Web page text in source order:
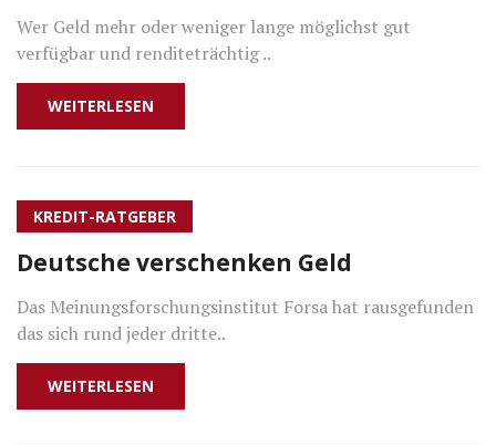
Wer Geld mehr oder weniger lange möglichst gut
verfügbar und renditeträchtig ..
WEITERLESEN
KREDIT-RATGEBER
Deutsche verschenken Geld
Das Meinungsforschungsinstitut Forsa hat rausgefunden
das sich rund jeder dritte..
WEITERLESEN